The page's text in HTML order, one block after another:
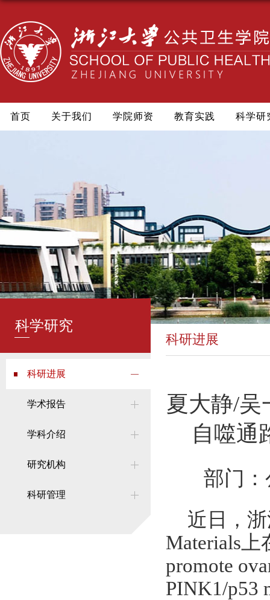
首页 关于我们 学院师资 教育实践 科学研
科学研究
科研进展
学术报告
学科介绍
研究机构
科研管理
科研进展
夏大静/吴
自噬通
部门
近日，
Materials上
promote
PINK1/p53